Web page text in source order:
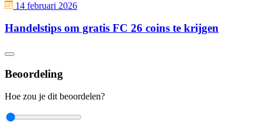
14 februari 2026
Handelstips om gratis FC 26 coins te krijgen
Beoordeling
Hoe zou je dit beoordelen?